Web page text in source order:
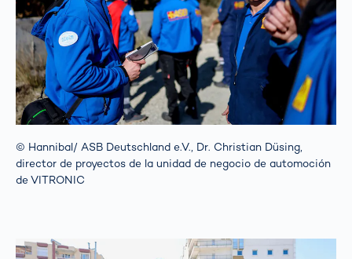
© Hannibal/ ASB Deutschland e.V., Dr. Christian Düsing,
director de proyectos de la unidad de negocio de automoción
de VITRONIC